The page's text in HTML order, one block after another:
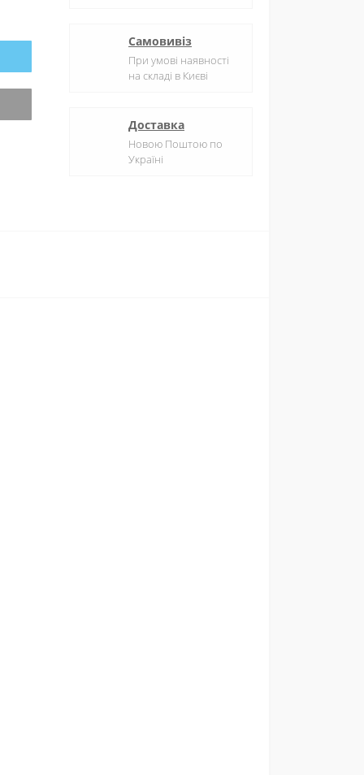
Самовивіз
При умові наявності
на складі в Києві
Доставка
Новою Поштою по
Україні